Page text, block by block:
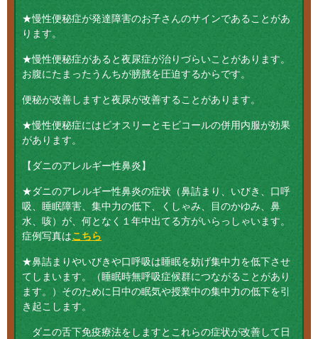
★慢性便秘症が発達障害のお子さんのサインであることがあ
ります。
★慢性便秘症があると夜尿症が治りづらいことがあります。
お腹にたまったうんちが膀胱を圧迫するからです。
便秘が改善しますと夜尿が改善することがあります。
★慢性便秘症にはビオスリーとモビコールの併用内服が効果
があります。
【ダニのアレルギー性鼻炎】
★ダニのアレルギー性鼻炎の症状（鼻詰まり、いびき、口呼
吸、睡眠障害、集中力の低下、くしゃみ、目のかゆみ、鼻
水、咳）が、何となく１年中出てる方がいらっしゃいます。
症例写真はこちら
★鼻詰まりやいびきや口呼吸は睡眠を妨げ集中力を低下させ
てしまいます。（睡眠時無呼吸症候群につながることがあり
ます。）そのために日中の眠気や授業中の集中力の低下を引
き起こします。
ダニの舌下免疫療法をしますとこれらの症状が改善して日